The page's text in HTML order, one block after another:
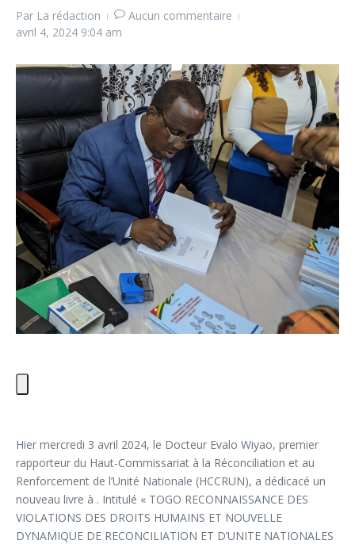
Par La rédaction
Aucun commentaire
avril 4, 2024 9:04 am
Hier mercredi 3 avril 2024, le Docteur Evalo Wiyao, premier
rapporteur du Haut-Commissariat à la Réconciliation et au
Renforcement de l’Unité Nationale (HCCRUN), a dédicacé un
nouveau livre à . Intitulé « TOGO RECONNAISSANCE DES
VIOLATIONS DES DROITS HUMAINS ET NOUVELLE
DYNAMIQUE DE RECONCILIATION ET D’UNITE NATIONALES